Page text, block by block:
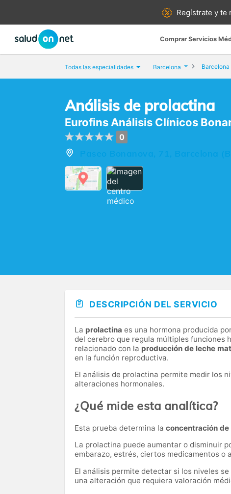
Regístrate yte
Comprar Servicios
Todas las especialidades Barcelona Barcelona
Análisis de prolactina
Eurofins Análisis Clínicos
0
Paseo Bonanova, 71, Barcelona
DESCRIPCIÓN DEL SERVICIO
La prolactina es una hormona producida
del cerebro que regula múltiples funciones
relacionado con la producción de leche
en la función reproductiva.
El análisis de prolactina permite medir los
alteraciones hormonales.
¿Qué mide esta analítica?
Esta prueba determina la concentración
La prolactina puede aumentar o disminuir
embarazo, estrés, ciertos medicamentos o
El análisis permite detectar si los niveles
una alteración que requiera valoración